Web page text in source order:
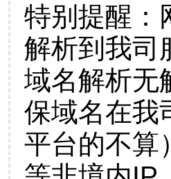
特别提醒：
解析到我司
域名解析无
保域名在我
平台的不算